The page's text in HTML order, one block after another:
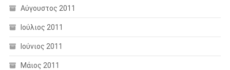
Αύγουστος 2011
Ιούλιος 2011
Ιούνιος 2011
Μάιος 2011